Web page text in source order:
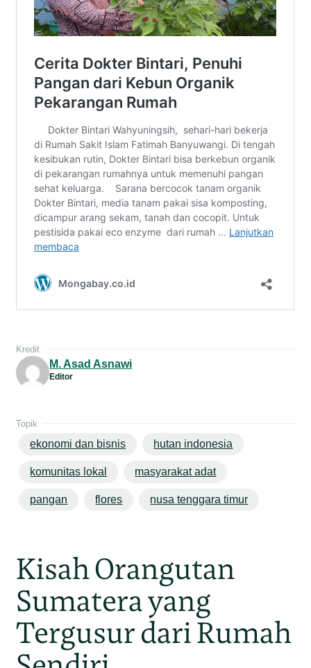
Kredit
M. Asad Asnawi
Editor
Topik
ekonomi dan bisnis hutan indonesia
komunitas lokal masyarakat adat
pangan flores nusa tenggara timur
Kisah Orangutan
Sumatera yang
Tergusur dari Rumah